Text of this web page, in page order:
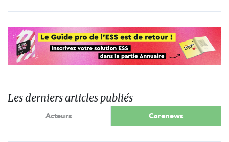
Les derniers articles publiés
Acteurs Carenews